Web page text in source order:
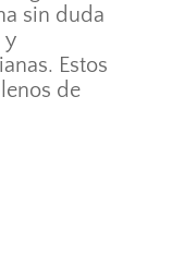
sin duda
y
Estos
de